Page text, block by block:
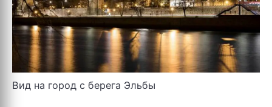
Вид на город с берега Эльбы